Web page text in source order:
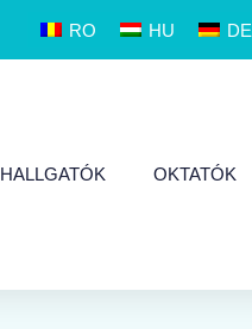
RO HU DE
HALLGATÓK OKTATÓK